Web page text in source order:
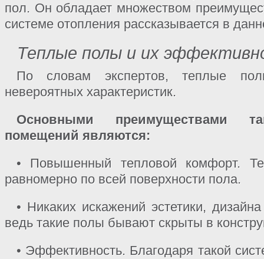
пол. Он обладает множеством
системе отопления рассказывается в
Теплые полы и их
По словам экспертов, теплые
невероятных характеристик.
Основными преимуществами
помещений являются:
• Повышенный тепловой комфорт.
равномерно по всей поверхности пола.
• Никаких искажений эстетики,
ведь такие полы бывают скрыты в
• Эффективность. Благодаря такой